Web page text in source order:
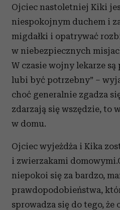
Ojciec nastoletniej Kiki
niespokojnym duchem i
migdałki i opatrywać
w niebezpiecznych
W czasie wojny lekarze
lubi być potrzebny” –
choć generalnie zgadza
zdarzają się wszędzie, to
w domu.
Ojciec wyjeżdża i Kika
i zwierzakami
niepokoi się za bardzo,
prawdopodobieństwa,
sprowadza się do tego, że